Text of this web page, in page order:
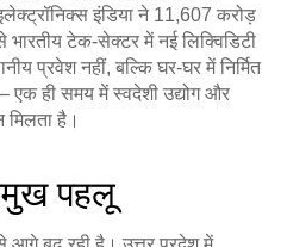
इंडिया ने 11,607 करोड़
टेक‑सेक्टर में नई लिक्विडिटी
प्रवेश नहीं, बल्कि घर‑घर में निर्मित
ही समय में स्वदेशी उद्योग और
मिलता है।
पहलू